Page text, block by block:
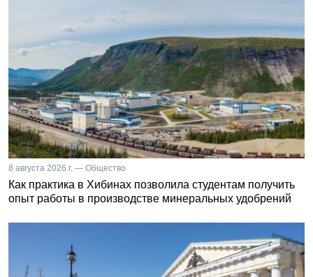
8 августа 2026 г. — Общество
Как практика в Хибинах позволила студентам получить
опыт работы в производстве минеральных удобрений